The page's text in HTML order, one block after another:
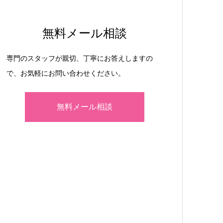
無料メール相談
専門のスタッフが親切、丁寧にお答えしますの
で、お気軽にお問い合わせください。
無料メール相談